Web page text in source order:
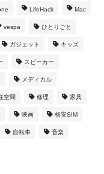
LifeHack Mac
vespa ひとりごと
ガジェット キッズ
スピーカー
メディカル
空間 修理 家具
映画 格安SIM
自転車 音楽